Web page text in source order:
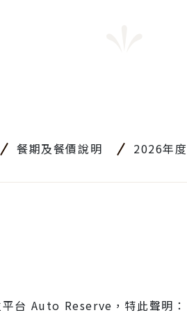
餐期及餐價說明 2026年
台 Auto Reserve，特此聲明：